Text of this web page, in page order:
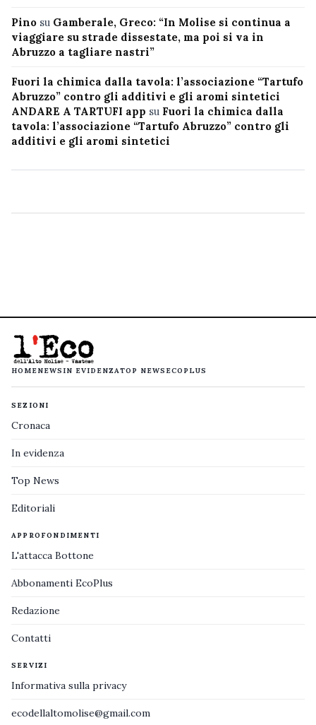
Pino su Gamberale, Greco: “In Molise si continua a
viaggiare su strade dissestate, ma poi si va in
Abruzzo a tagliare nastri”
Fuori la chimica dalla tavola: l’associazione “Tartufo
Abruzzo” contro gli additivi e gli aromi sintetici
ANDARE A TARTUFI app su Fuori la chimica dalla
tavola: l’associazione “Tartufo Abruzzo” contro gli
additivi e gli aromi sintetici
HOMENEWS IN EVIDENZATOP NEWS ECOPLUS
SEZIONI
Cronaca
In evidenza
Top News
Editoriali
APPROFONDIMENTI
L'attacca Bottone
Abbonamenti EcoPlus
Redazione
Contatti
SERVIZI
Informativa sulla privacy
ecodellaltomolise@gmail.com